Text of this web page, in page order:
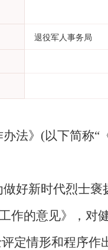
退役军人事务局
法》(以下简称“
好新时代烈士
作的意见》，对
定情形和程序